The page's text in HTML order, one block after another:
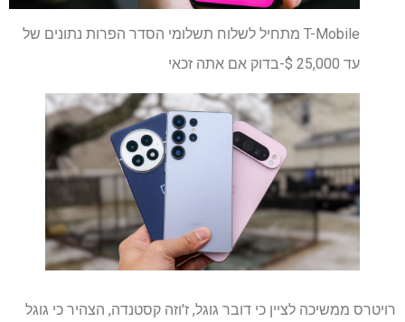
T-Mobile מתחיל לשלוח תשלומי הסדר הפרות נתונים של
עד 25,000 $-בדוק אם אתה זכאי
רויטרס ממשיכה לציין כי דובר גוגל, ז'וזה קסטנדה, הצהיר כי גוגל